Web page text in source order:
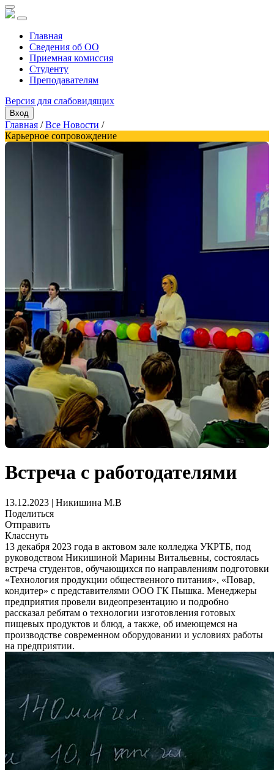
Главная
Сведения об ОО
Приемная комиссия
Студенту
Преподавателям
Версия для слабовидящих
Вход
Главная /Все Новости /
Карьерное сопровождение
Встреча с работодателями
13.12.2023 | Никишина М.В
Поделиться
Отправить
Класснуть
13 декабря 2023 года в актовом зале колледжа УКРТБ, под
руководством Никишиной Марины Витальевны, состоялась
встреча студентов, обучающихся по направлениям подготовки
«Технология продукции общественного питания», «Повар,
кондитер» с представителями ООО ГК Пышка. Менеджеры
предприятия провели видеопрезентацию и подробно
рассказал ребятам о технологии изготовления готовых
пищевых продуктов и блюд, а также, об имеющемся на
производстве современном оборудовании и условиях работы
на предприятии.